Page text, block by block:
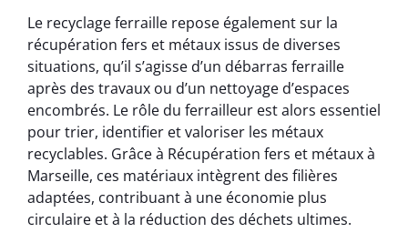
Le recyclage ferraille repose également sur la
récupération fers et métaux issus de diverses
situations, qu’il s’agisse d’un débarras ferraille
après des travaux ou d’un nettoyage d’espaces
encombrés. Le rôle du ferrailleur est alors essentiel
pour trier, identifier et valoriser les métaux
recyclables. Grâce à Récupération fers et métaux à
Marseille, ces matériaux intègrent des filières
adaptées, contribuant à une économie plus
circulaire et à la réduction des déchets ultimes.